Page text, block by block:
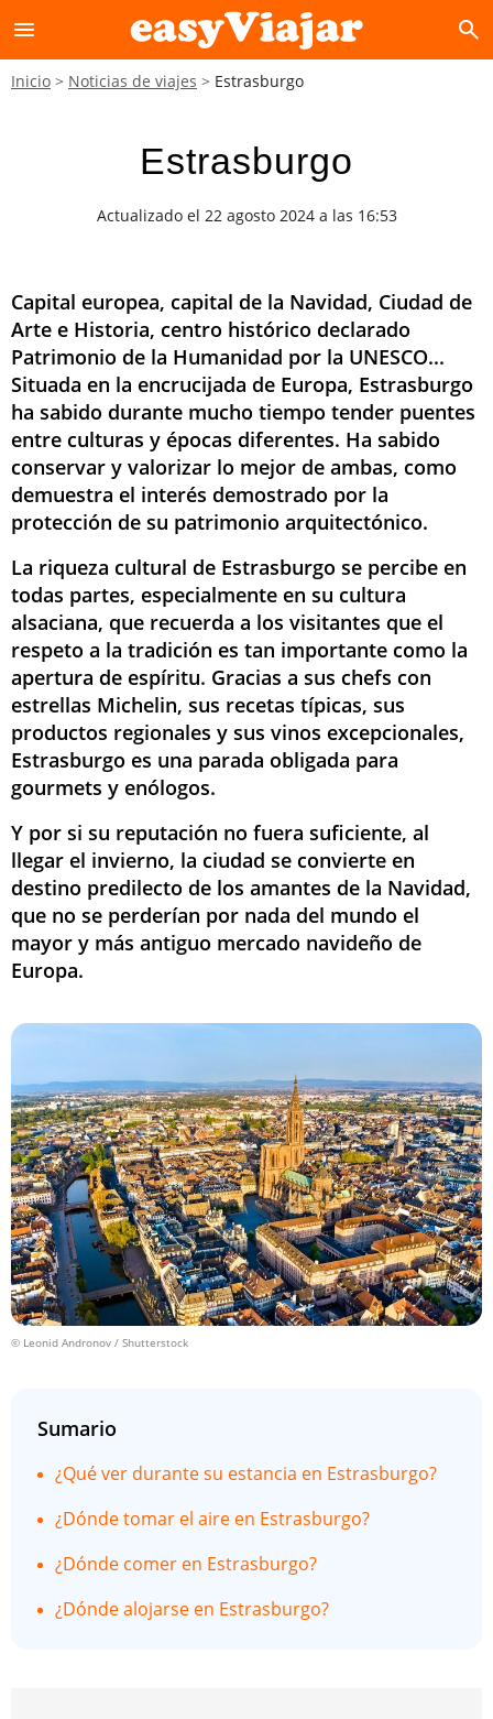
menu search
Inicio Noticias de viajes Estrasburgo
Estrasburgo
Actualizado el 22 agosto 2024 a las 16:53
Capital europea, capital de la Navidad, Ciudad de
Arte e Historia, centro histórico declarado
Patrimonio de la Humanidad por la UNESCO...
Situada en la encrucijada de Europa, Estrasburgo
ha sabido durante mucho tiempo tender puentes
entre culturas y épocas diferentes. Ha sabido
conservar y valorizar lo mejor de ambas, como
demuestra el interés demostrado por la
protección de su patrimonio arquitectónico.
La riqueza cultural de Estrasburgo se percibe en
todas partes, especialmente en su cultura
alsaciana, que recuerda a los visitantes que el
respeto a la tradición es tan importante como la
apertura de espíritu. Gracias a sus chefs con
estrellas Michelin, sus recetas típicas, sus
productos regionales y sus vinos excepcionales,
Estrasburgo es una parada obligada para
gourmets y enólogos.
Y por si su reputación no fuera suficiente, al
llegar el invierno, la ciudad se convierte en
destino predilecto de los amantes de la Navidad,
que no se perderían por nada del mundo el
mayor y más antiguo mercado navideño de
Europa.
© Leonid Andronov / Shutterstock
Sumario
¿Qué ver durante su estancia en Estrasburgo?
¿Dónde tomar el aire en Estrasburgo?
¿Dónde comer en Estrasburgo?
¿Dónde alojarse en Estrasburgo?